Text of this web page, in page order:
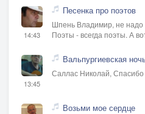
14:43
Песенка про поэтов
Шпень Владимир, не надо
Поэты - всегда поэты. А
13:45
Вальпургиевская
Саллас Николай, Спасибо
Возьми мое сердце